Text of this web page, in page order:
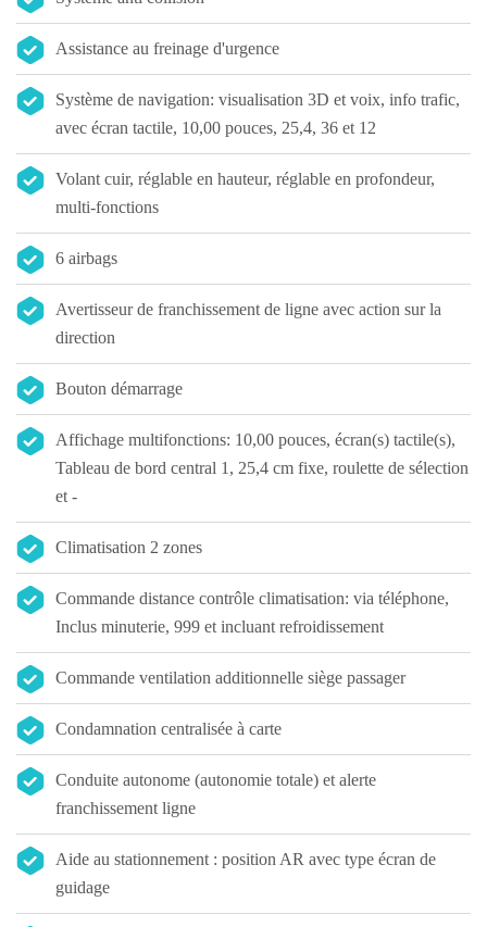
Assistance au freinage d'urgence
Système de navigation: visualisation 3D et voix, info trafic,
avec écran tactile, 10,00 pouces, 25,4, 36 et 12
Volant cuir, réglable en hauteur, réglable en profondeur,
multi-fonctions
6 airbags
Avertisseur de franchissement de ligne avec action sur la
direction
Bouton démarrage
Affichage multifonctions: 10,00 pouces, écran(s) tactile(s),
Tableau de bord central 1, 25,4 cm fixe, roulette de sélection
et -
Climatisation 2 zones
Commande distance contrôle climatisation: via téléphone,
Inclus minuterie, 999 et incluant refroidissement
Commande ventilation additionnelle siège passager
Condamnation centralisée à carte
Conduite autonome (autonomie totale) et alerte
franchissement ligne
Aide au stationnement : position AR avec type écran de
guidage